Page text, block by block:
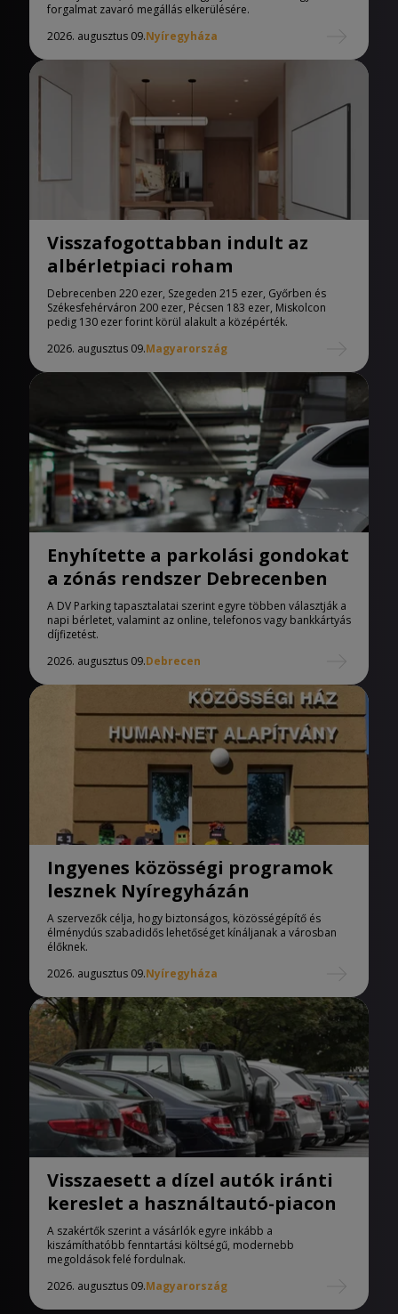
forgalmat zavaró megállás elkerülésére.
2026. augusztus 09.Nyíregyháza
Visszafogottabban indult az
albérletpiaci roham
Debrecenben 220 ezer, Szegeden 215 ezer, Győrben és
Székesfehérváron 200 ezer, Pécsen 183 ezer, Miskolcon
pedig 130 ezer forint körül alakult a középérték.
2026. augusztus 09.Magyarország
Enyhítette a parkolási gondokat
a zónás rendszer Debrecenben
A DV Parking tapasztalatai szerint egyre többen választják a
napi bérletet, valamint az online, telefonos vagy bankkártyás
díjfizetést.
2026. augusztus 09.Debrecen
Ingyenes közösségi programok
lesznek Nyíregyházán
A szervezők célja, hogy biztonságos, közösségépítő és
élménydús szabadidős lehetőséget kínáljanak a városban
élőknek.
2026. augusztus 09.Nyíregyháza
Visszaesett a dízel autók iránti
kereslet a használtautó-piacon
A szakértők szerint a vásárlók egyre inkább a
kiszámíthatóbb fenntartási költségű, modernebb
megoldások felé fordulnak.
2026. augusztus 09.Magyarország